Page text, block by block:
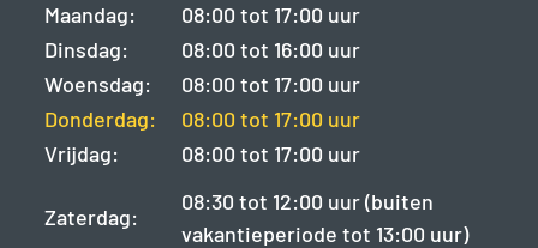
Maandag:
08:00 tot 17:00 uur
Dinsdag:
08:00 tot 16:00 uur
Woensdag:
08:00 tot 17:00 uur
Donderdag:
08:00 tot 17:00 uur
Vrijdag:
08:00 tot 17:00 uur
Zaterdag:
08:30 tot 12:00 uur (buiten
vakantieperiode tot 13:00 uur)